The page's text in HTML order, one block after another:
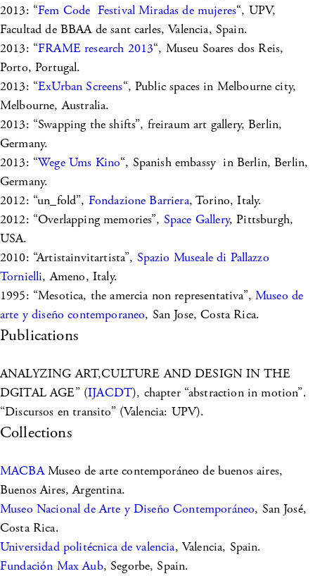
2013: “Fem Code Festival Miradas de mujeres“, UPV,
Facultad de BBAA de sant carles, Valencia, Spain.
2013: “FRAME research 2013“, Museu Soares dos Reis,
Porto, Portugal.
2013: “ExUrban Screens“, Public spaces in Melbourne city,
Melbourne, Australia.
2013: “Swapping the shifts”, freiraum art gallery, Berlin,
Germany.
2013: “Wege Ums Kino“, Spanish embassy in Berlin, Berlin,
Germany.
2012: “un_fold”, Fondazione Barriera, Torino, Italy.
2012: “Overlapping memories”, Space Gallery, Pittsburgh,
USA.
2010: “Artistainvitartista”, Spazio Museale di Pallazzo
Tornielli, Ameno, Italy.
1995: “Mesotica, the amercia non representativa”,Museo de
arte y diseño contemporaneo, San Jose, Costa Rica.
Publications
ANALYZING ART,CULTURE AND DESIGN IN THE
DGITAL AGE” (IJACDT), chapter “abstraction in motion”.
“Discursos en transito” (Valencia: UPV).
Collections
MACBAMuseo de arte contemporáneo de buenos aires,
Buenos Aires, Argentina.
Museo Nacional de Arte y Diseño Contemporáneo, San José,
Costa Rica.
Universidad politécnica de valencia, Valencia, Spain.
Fundación Max Aub, Segorbe, Spain.